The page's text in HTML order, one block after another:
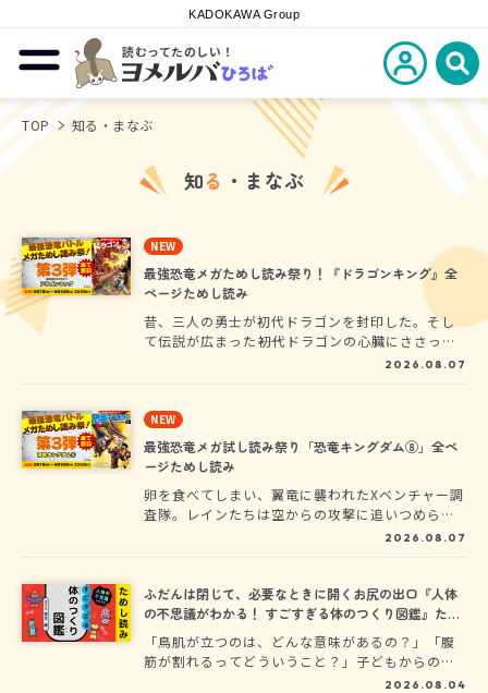
KADOKAWA Group
メニューを開閉する
読むってたのしい！
ヨメルバひろば
新規会員登
検
TOP 知る・まなぶ
知る ・まなぶ
NEW
最強恐竜メガためし読み祭り！『ドラゴンキング』全
ページためし読み
昔、三人の勇士が初代ドラゴンを封印した。そし
て伝説が広まった――初代ドラゴンの心臓にささった
剣を抜いた者は、世界一強い“ドラゴンキング”に
トーンとともに、ドラゴンのタマゴをさがす任務
に出るが、その先で凶悪な“ヴァヴェルのドラゴ
ン”に出くわしてしまって!?
2026.08.07
NEW
最強恐竜メガ試し読み祭り「恐竜キングダム⑧」全ペ
ージためし読み
卵を食べてしまい、翼竜に襲われたXベンチャー調
査隊。レインたちは空からの攻撃に追いつめられ
る。そんな絶体絶命のピンチに現れたのは史上最
2026.08.07
ふだんは閉じて、必要なときに開くお尻の出口『人体
の不思議がわかる！ すごすぎる体のつくり図鑑』ため
し読み
「鳥肌が立つのは、どんな意味があるの？」「腹
筋が割れるってどういうこと？」子どもからのそ
んな素朴な疑問に、ハッとさせられたことはあり
2026.08.04